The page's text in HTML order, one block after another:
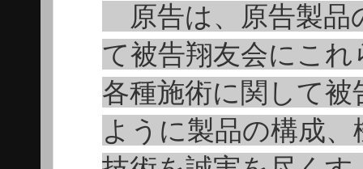
原告は、原告製品
て被告翔友会にこ
各種施術に関して
ように製品の構成